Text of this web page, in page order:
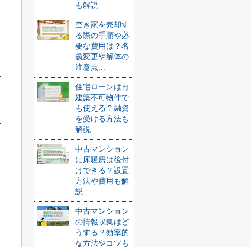
も解説
空き家を売却す
る際の手順や必
要な費用は？名
義変更や解体の
注意点...
住宅ローンは再
建築不可物件で
も使える？融資
を受ける方法も
解説
中古マンション
に床暖房は後付
けできる？設置
方法や費用も解
説
中古マンション
の情報収集はど
うする？効率的
な方法やコツも